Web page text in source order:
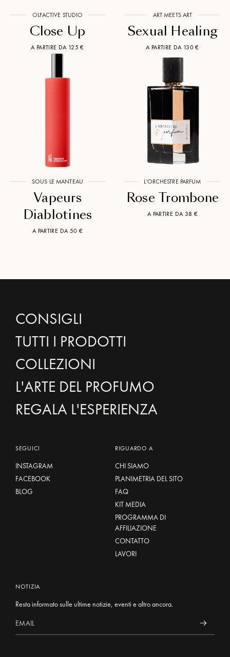
OLFACTIVE STUDIO
Close Up
A PARTIRE DA 125 €
ART MEETS ART
Sexual Healing
A PARTIRE DA 130 €
SOUS LE MANTEAU
Vapeurs
Diablotines
A PARTIRE DA 50 €
L'ORCHESTRE PARFUM
Rose Trombone
A PARTIRE DA 38 €
CONSIGLI
TUTTI I PRODOTTI
COLLEZIONI
L'ARTE DEL PROFUMO
REGALA L'ESPERIENZA
SEGUICI
INSTAGRAM
FACEBOOK
BLOG
RIGUARDO A
CHI SIAMO
PLANIMETRIA DEL SITO
FAQ
KIT MEDIA
PROGRAMMA DI
AFFILIAZIONE
CONTATTO
LAVORI
NOTIZIA
Resta informato sulle ultime notizie, eventi e altro ancora.